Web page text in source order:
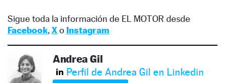
Sigue toda la información de EL MOTOR desde
Facebook, Xo Instagram
Andrea Gil
Perfil de Andrea Gil en Linkedin